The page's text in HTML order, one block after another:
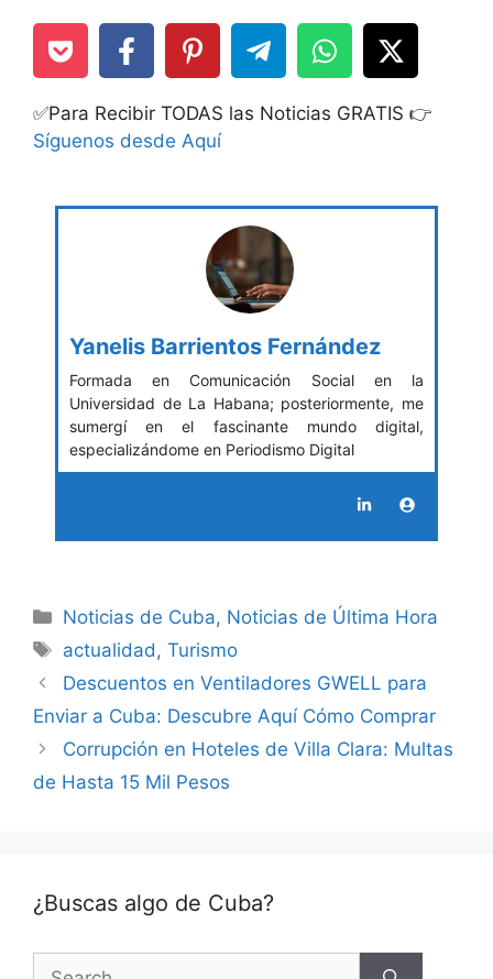
✅Para Recibir TODAS las Noticias GRATIS 👉
Síguenos desde Aquí
Yanelis Barrientos Fernández
Formada en Comunicación Social en la
Universidad de La Habana; posteriormente, me
sumergí en el fascinante mundo digital,
especializándome en Periodismo Digital
Categories
Noticias de Cuba, Noticias de Última Hora
Tags
actualidad ,Turismo
Descuentos en Ventiladores GWELL para
Enviar a Cuba: Descubre Aquí Cómo Comprar
Corrupción en Hoteles de Villa Clara: Multas
de Hasta 15 Mil Pesos
¿Buscas algo de Cuba?